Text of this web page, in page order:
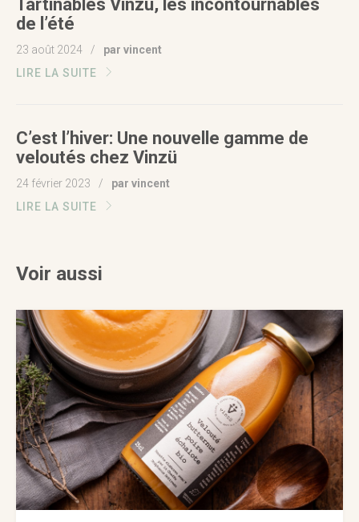
Tartinables Vinzü, les incontournables
de l’été
23 août 2024
par vincent
LIRE LA SUITE
C’est l’hiver: Une nouvelle gamme de
veloutés chez Vinzü
24 février 2023
par vincent
LIRE LA SUITE
Voir aussi